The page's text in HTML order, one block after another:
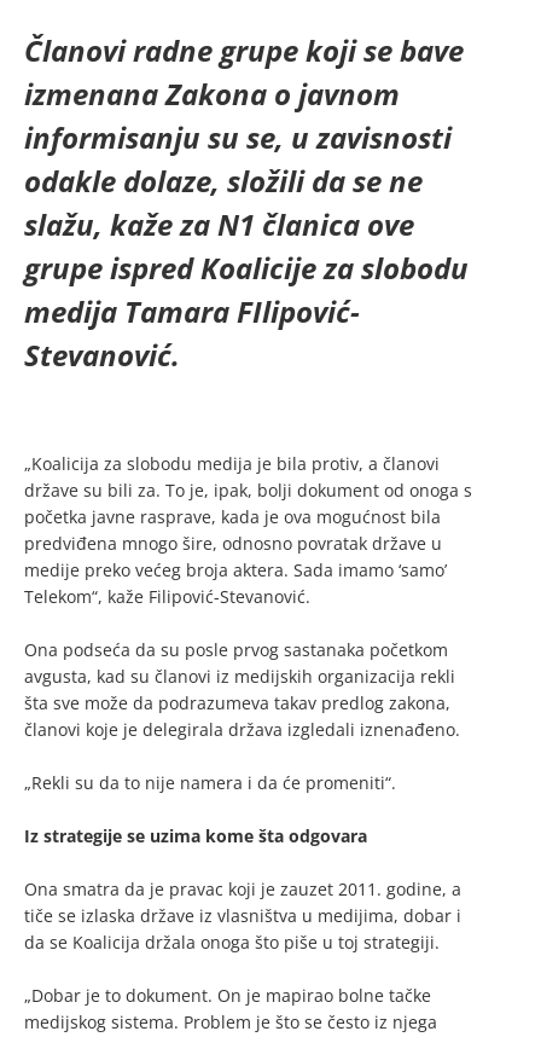
Članovi radne grupe koji se bave
izmenana Zakona o javnom
informisanju su se, u zavisnosti
odakle dolaze, složili da se ne
slažu, kaže za N1 članica ove
grupe ispred Koalicije za slobodu
medija Tamara FIlipović-
Stevanović.
„Koalicija za slobodu medija je bila protiv, a članovi
države su bili za. To je, ipak, bolji dokument od onoga s
početka javne rasprave, kada je ova mogućnost bila
predviđena mnogo šire, odnosno povratak države u
medije preko većeg broja aktera. Sada imamo ‘samo’
Telekom“, kaže Filipović-Stevanović.
Ona podseća da su posle prvog sastanaka početkom
avgusta, kad su članovi iz medijskih organizacija rekli
šta sve može da podrazumeva takav predlog zakona,
članovi koje je delegirala država izgledali iznenađeno.
„Rekli su da to nije namera i da će promeniti“.
Iz strategije se uzima kome šta odgovara
Ona smatra da je pravac koji je zauzet 2011. godine, a
tiče se izlaska države iz vlasništva u medijima, dobar i
da se Koalicija držala onoga što piše u toj strategiji.
„Dobar je to dokument. On je mapirao bolne tačke
medijskog sistema. Problem je što se često iz njega